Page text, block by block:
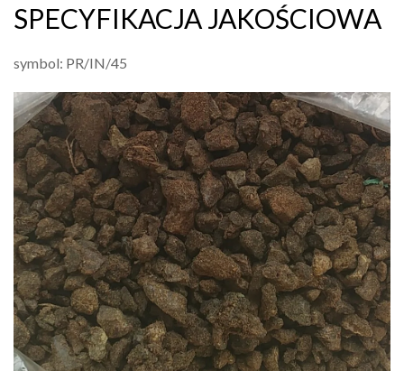
SPECYFIKACJA JAKOŚCIOWA
symbol: PR/IN/45